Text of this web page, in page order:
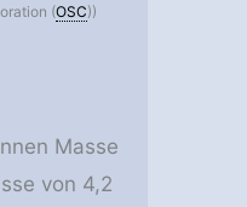
(OSC))
Masse
von 4,2